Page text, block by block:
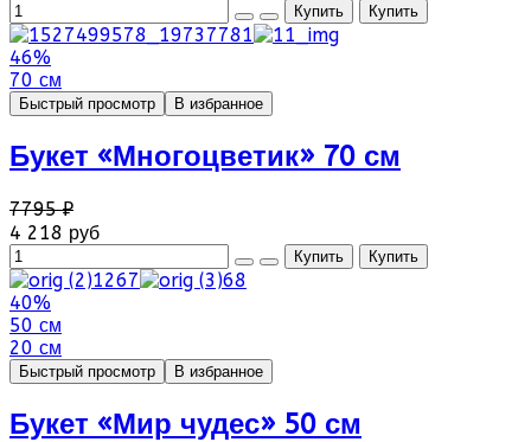
46%
70 см
Быстрый просмотр В избранное
Букет «Многоцветик» 70 см
7795 ₽
4 218 руб
40%
50 см
20 см
Быстрый просмотр В избранное
Букет «Мир чудес» 50 см